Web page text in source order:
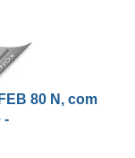
80 N, com
-